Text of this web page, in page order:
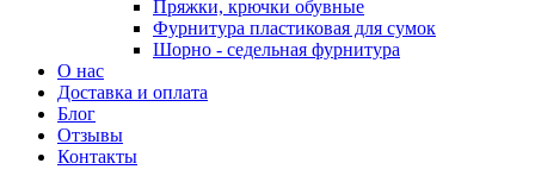
Пряжки, крючки обувные
Фурнитура пластиковая для сумок
Шорно - седельная фурнитура
О нас
Доставка и оплата
Блог
Отзывы
Контакты